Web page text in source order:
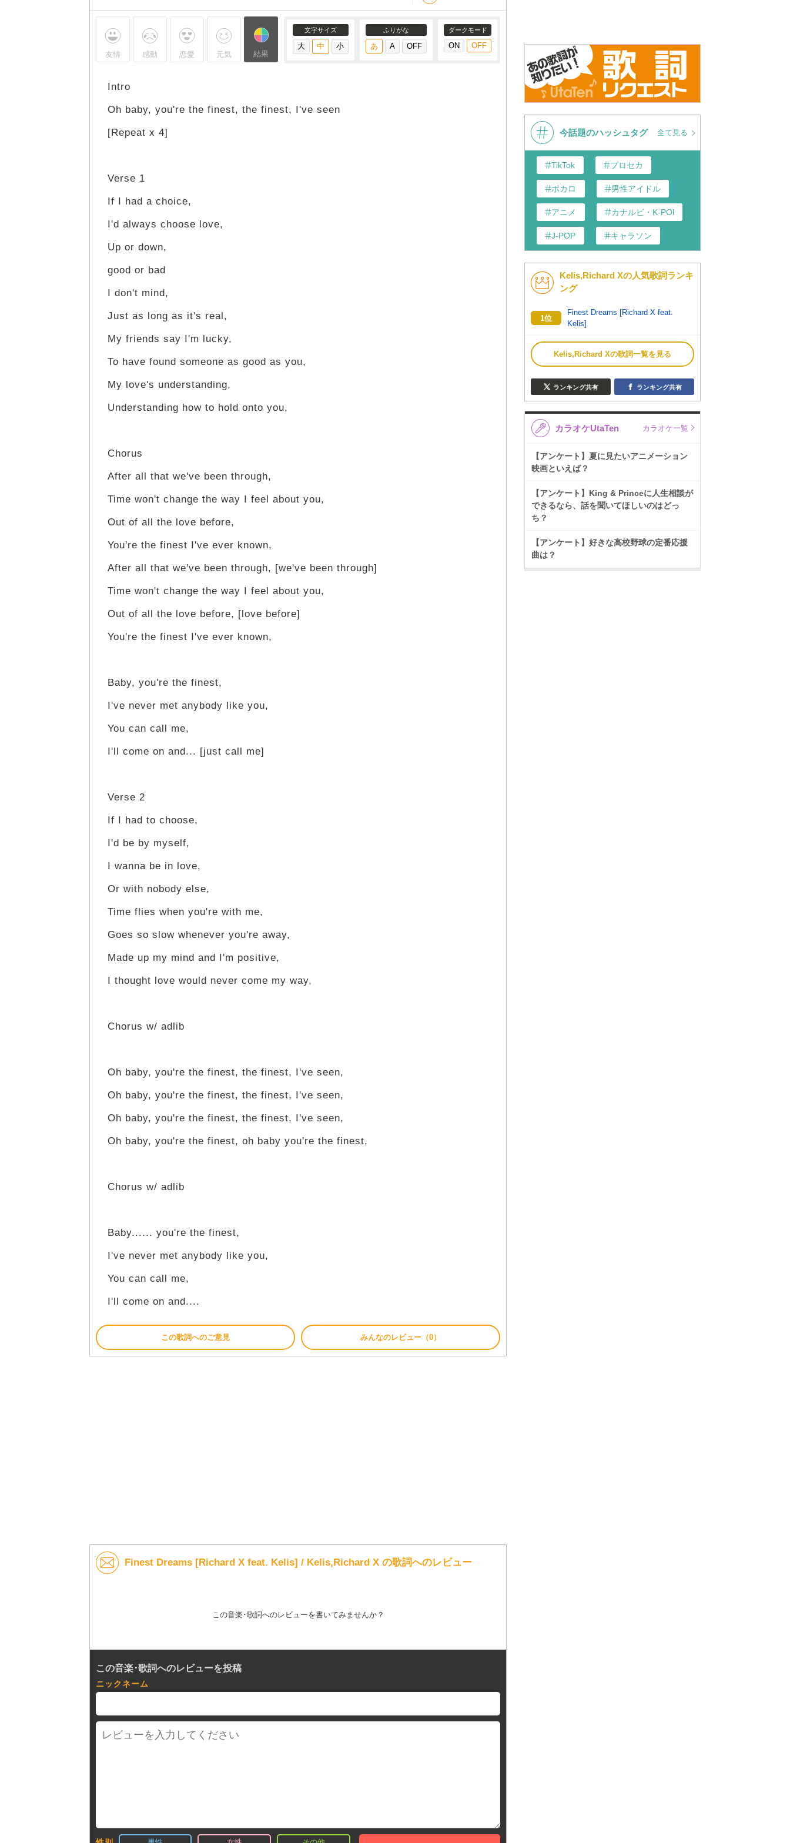
友情 感動 恋愛 元気 結果
文字サイズ ふりがな ダークモード
Intro
Oh baby, you're the finest, the finest, I've seen
[Repeat x 4]
Verse 1
If I had a choice,
I'd always choose love,
Up or down,
good or bad
I don't mind,
Just as long as it's real,
My friends say I'm lucky,
To have found someone as good as you,
My love's understanding,
Understanding how to hold onto you,
Chorus
After all that we've been through,
Time won't change the way I feel about you,
Out of all the love before,
You're the finest I've ever known,
After all that we've been through, [we've been through]
Time won't change the way I feel about you,
Out of all the love before, [love before]
You're the finest I've ever known,
Baby, you're the finest,
I've never met anybody like you,
You can call me,
I'll come on and... [just call me]
Verse 2
If I had to choose,
I'd be by myself,
I wanna be in love,
Or with nobody else,
Time flies when you're with me,
Goes so slow whenever you're away,
Made up my mind and I'm positive,
I thought love would never come my way,
Chorus w/ adlib
Oh baby, you're the finest, the finest, I've seen,
Oh baby, you're the finest, the finest, I've seen,
Oh baby, you're the finest, the finest, I've seen,
Oh baby, you're the finest, oh baby you're the finest,
Chorus w/ adlib
Baby...... you're the finest,
I've never met anybody like you,
You can call me,
I'll come on and....
この歌詞へのご意見 みんなのレビュー（0）
Finest Dreams [Richard X feat. Kelis] / Kelis,Richard X の歌詞へのレビュー
この音楽･歌詞へのレビューを書いてみませんか？
この音楽･歌詞へのレビューを投稿
ニックネーム
今話題のハッシュタグ 全て見る
TikTok プロセカ
ボカロ 男性アイドル
アニメ カナルビ・K-POP和訳
J-POP キャラソン
K-POP 演歌・歌謡
Kelis,Richard Xの人気歌詞ランキ
ング
1位
Finest Dreams [Richard X feat.
Kelis]
Kelis,Richard Xの歌詞一覧を見る
ランキング共有 ランキング共有
カラオケUtaTen カラオケ一覧
【アンケート】夏に見たいアニメーション
映画といえば？
【アンケート】King & Princeに人生相談が
できるなら、話を聞いてほしいのはどっ
ち？
【アンケート】好きな高校野球の定番応援
曲は？